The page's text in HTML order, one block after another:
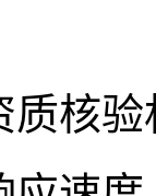
质核